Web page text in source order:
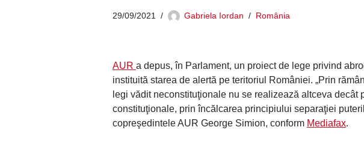
29/09/2021 Gabriela Iordan România
AUR a depus, în Parlament, un proiect de lege privind
instituită starea de alertă pe teritoriul României. „Prin
legi vădit neconstituţionale nu se realizează altceva decât
constituţionale, prin încălcarea principiului separaţiei
copreşedintele AUR George Simion, conform Mediafax.